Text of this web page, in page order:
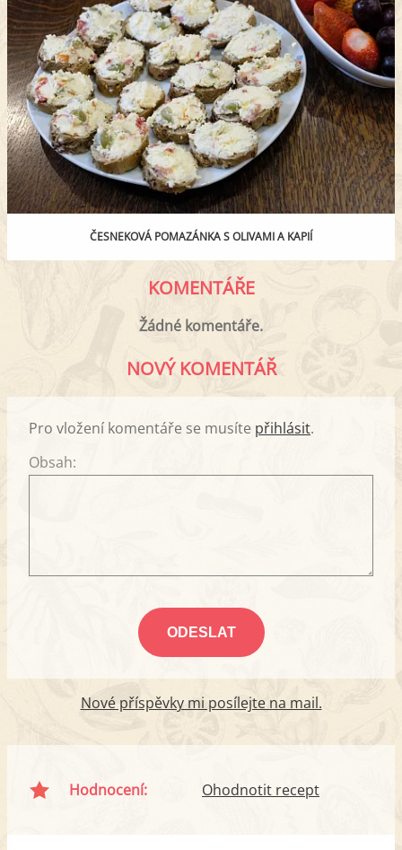
ČESNEKOVÁ POMAZÁNKA S OLIVAMI A KAPIÍ
KOMENTÁŘE
Žádné komentáře.
NOVÝ KOMENTÁŘ
Pro vložení komentáře se musíte přihlásit.
Obsah:
Nové příspěvky mi posílejte na mail.
Hodnocení: Ohodnotit recept